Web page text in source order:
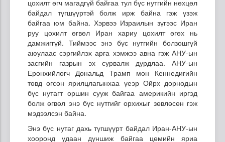
цохилт өгч магадгүй байгаа тул бүс нутгийн нөхцөл
байдал түгшүүртэй болж ирж байна гэж үзэж
байгаа юм байна. Хэрвээ Израилын зүгээс Иран
руу цохилт өгвөл Иран хариу цохилт өгөх нь
дамжиггүй. Тиймээс энэ бүс нутгийн болзошгүй
аюулаас сэргийлэх арга хэмжээ авна гэж АНУ-ын
засгийн газрын эх сурвалж дурдлаа. АНУ-ын
Ерөнхийлөгч Дональд Трамп мөн Кеннедигийн
төвд өгсөн ярилцлагынхаа үеэр Ойрх дорнодын
бүс нутагт оршин сууж байгаа америкийн иргэд
болж өгвөл энэ бүс нутгийг орхихыг зөвлөсөн гэж
мэдээлсэн байна.
Энэ бүс нутаг дахь түгшүүрт байдал Иран-АНУ-ын
хооронд удаан дуншиж байгаа цөмийн яриа